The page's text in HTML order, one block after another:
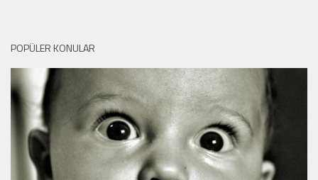
POPÜLER KONULAR